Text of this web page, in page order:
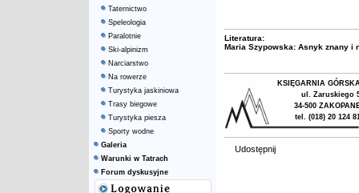
Taternictwo
Speleologia
Paralotnie
Ski-alpinizm
Narciarstwo
Na rowerze
Turystyka jaskiniowa
Trasy biegowe
Turystyka piesza
Sporty wodne
Galeria
Warunki w Tatrach
Forum dyskusyjne
Literatura:
Maria Szypowska: Asnyk znany i
KSIĘGARNIA
ul. Zaruskiego
34-500
tel. (018) 20 124
Udostępnij